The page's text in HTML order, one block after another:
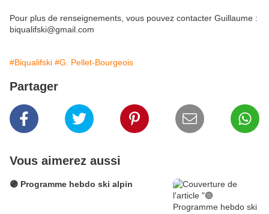
Pour plus de renseignements, vous pouvez contacter Guillaume :
biqualifski@gmail.com
#Biqualifski #G. Pellet-Bourgeois
Partager
Vous aimerez aussi
🟣 Programme hebdo ski alpin